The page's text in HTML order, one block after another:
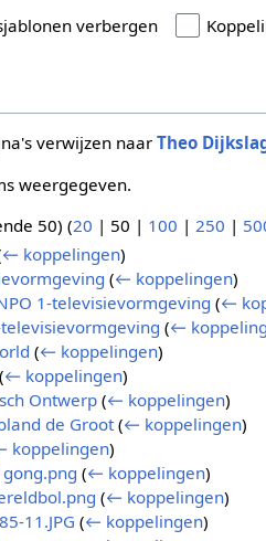
verbergen
verwijzen naarTheo
weergegeven.
50) (20 | 50 | 100 | 250 |
← koppelingen)
(← koppelingen)
1-televisievormgeving (←
televisievormgeving (←
(← koppelingen)
(← koppelingen)
Ontwerp (← koppelingen)
de Groot (← koppelingen)
koppelingen)
(← koppelingen)
(← koppelingen)
11.JPG (← koppelingen)